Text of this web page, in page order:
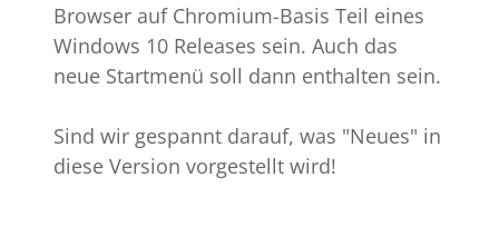
Browser auf Chromium-Basis Teil eines
Windows 10 Releases sein. Auch das
neue Startmenü soll dann enthalten sein.
Sind wir gespannt darauf, was "Neues" in
diese Version vorgestellt wird!